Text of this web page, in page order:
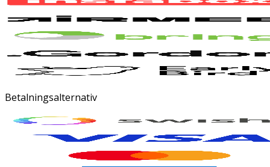
Betalningsalternativ